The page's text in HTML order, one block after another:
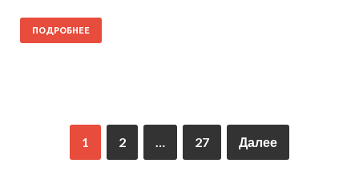
ПОДРОБНЕЕ
1 2 … 27 Далее